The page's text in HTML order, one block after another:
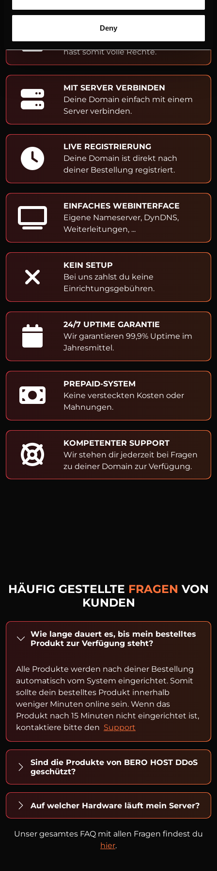
Deny
ADMIN- & OWNER-EINTRAG
Du bist Inhaber der Domain und
hast somit volle Rechte.
MIT SERVER VERBINDEN
Deine Domain einfach mit einem
Server verbinden.
LIVE REGISTRIERUNG
Deine Domain ist direkt nach
deiner Bestellung registriert.
EINFACHES WEBINTERFACE
Eigene Nameserver, DynDNS,
Weiterleitungen, ...
KEIN SETUP
Bei uns zahlst du keine
Einrichtungsgebühren.
24/7 UPTIME GARANTIE
Wir garantieren 99,9% Uptime im
Jahresmittel.
PREPAID-SYSTEM
Keine versteckten Kosten oder
Mahnungen.
KOMPETENTER SUPPORT
Wir stehen dir jederzeit bei Fragen
zu deiner Domain zur Verfügung.
HÄUFIG GESTELLTE FRAGEN VON
KUNDEN
Wie lange dauert es, bis mein bestelltes
Produkt zur Verfügung steht?
Alle Produkte werden nach deiner Bestellung
automatisch vom System eingerichtet. Somit
sollte dein bestelltes Produkt innerhalb
weniger Minuten online sein. Wenn das
Produkt nach 15 Minuten nicht eingerichtet ist,
kontaktiere bitte den Support
Sind die Produkte von BERO HOST DDoS
geschützt?
Auf welcher Hardware läuft mein Server?
Unser gesamtes FAQ mit allen Fragen findest du
hier.